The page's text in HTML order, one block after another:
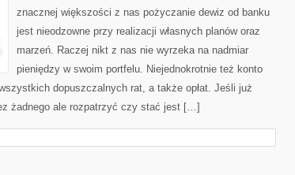
znacznej większości z nas pożyczanie dewiz od banku
jest nieodzowne przy realizacji własnych planów oraz
marzeń. Raczej nikt z nas nie wyrzeka na nadmiar
pieniędzy w swoim portfelu. Niejednokrotnie też konto
dopuszczalnych rat, a także opłat. Jeśli już
żadnego ale rozpatrzyć czy stać jest […]